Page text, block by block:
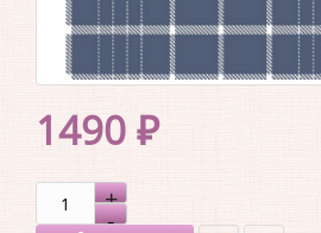
1490 ₽